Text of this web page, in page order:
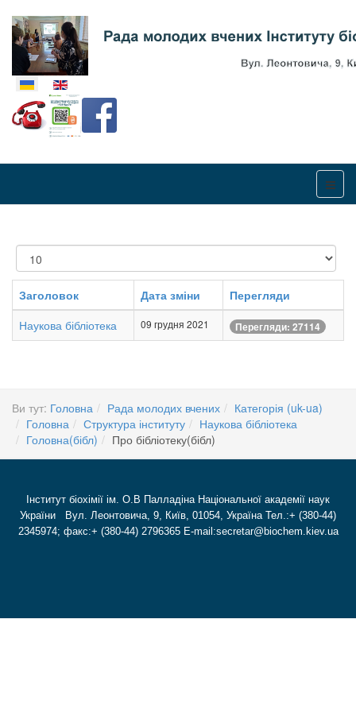
Оберіть свою мову
Показувати
Заголовок Дата зміни
Перегляди
Наукова бібліотека
09 грудня 2021 Перегляди: 27114
Ви тут: Головна Рада молодих вчених
Категорія (uk-ua)
Головна
Структура інституту
Наукова бібліотека
Головна(бібл)
Про бібліотеку(бібл)
Інститут біохімії ім. О.В Палладіна Національної академії наук
України Вул. Леонтовича, 9, Київ, 01054, Україна Тел.:+ (380-44)
2345974; факс:+ (380-44) 2796365 E-mail:secretar@biochem.kiev.ua